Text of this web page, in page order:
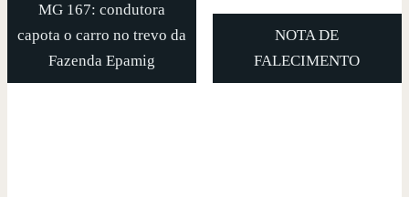
MG 167: condutora
capota o carro no trevo da
Fazenda Epamig
NOTA DE
FALECIMENTO